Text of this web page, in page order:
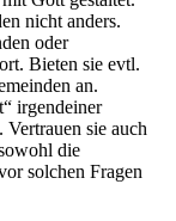
nicht anders.
oder
Bieten sie evtl.
an.
irgendeiner
sie auch
die
solchen Fragen